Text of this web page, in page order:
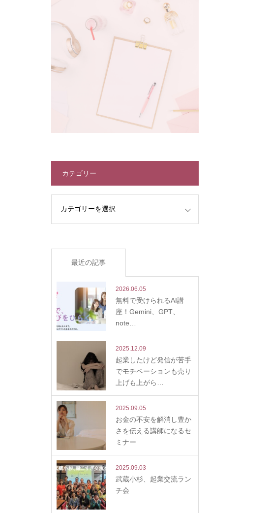
カテゴリー
最近の記事
2026.06.05
無料で受けられるAI講
座！Gemini、GPT、
note…
2025.12.09
起業したけど発信が苦手
でモチベーションも売り
上げも上がら…
2025.09.05
お金の不安を解消し豊か
さを伝える講師になるセ
ミナー
2025.09.03
武蔵小杉、起業交流ラン
チ会